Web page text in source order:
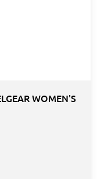
WOMEN'S